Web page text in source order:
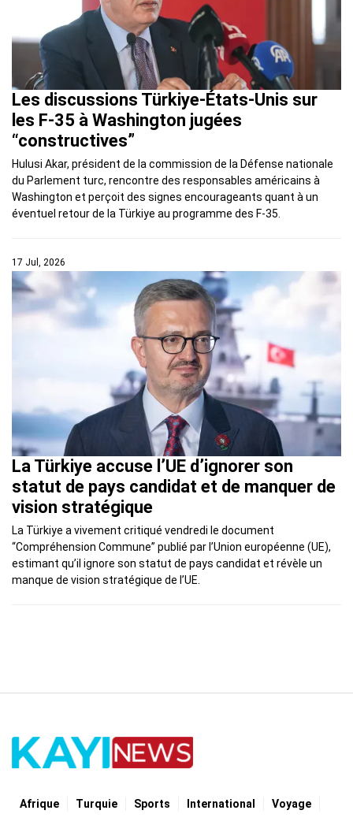
Les discussions Türkiye-États-Unis sur
les F-35 à Washington jugées
“constructives”
Hulusi Akar, président de la commission de la Défense nationale
du Parlement turc, rencontre des responsables américains à
Washington et perçoit des signes encourageants quant à un
éventuel retour de la Türkiye au programme des F-35.
17 Jul, 2026
La Türkiye accuse l’UE d’ignorer son
statut de pays candidat et de manquer de
vision stratégique
La Türkiye a vivement critiqué vendredi le document
“Compréhension Commune” publié par l’Union européenne (UE),
estimant qu’il ignore son statut de pays candidat et révèle un
manque de vision stratégique de l’UE.
Afrique Turquie Sports International Voyage